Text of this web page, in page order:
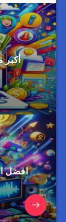
أكبر
افضل